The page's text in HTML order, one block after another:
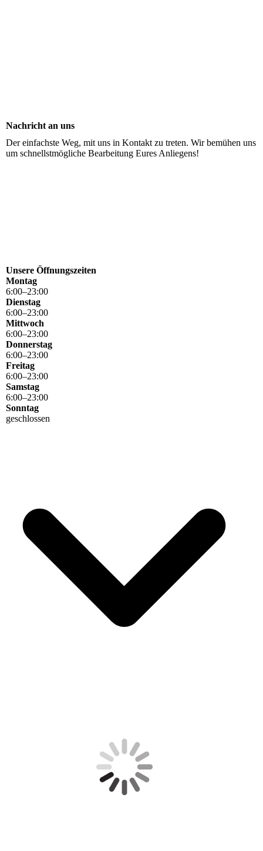
Nachricht an uns
Der einfachste Weg, mit uns in Kontakt zu treten. Wir bemühen uns
um schnellstmögliche Bearbeitung Eures Anliegens!
Unsere Öffnungszeiten
Montag
6:00–23:00
Dienstag
6:00–23:00
Mittwoch
6:00–23:00
Donnerstag
6:00–23:00
Freitag
6:00–23:00
Samstag
6:00–23:00
Sonntag
geschlossen